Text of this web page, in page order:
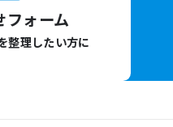
フォーム
整理したい方に